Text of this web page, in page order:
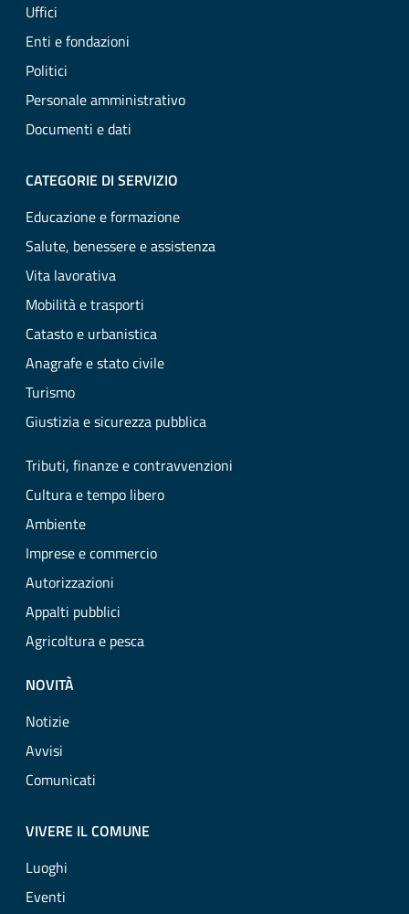
Uffici
Enti e fondazioni
Politici
Personale amministrativo
Documenti e dati
CATEGORIE DI SERVIZIO
Educazione e formazione
Salute, benessere e assistenza
Vita lavorativa
Mobilità e trasporti
Catasto e urbanistica
Anagrafe e stato civile
Turismo
Giustizia e sicurezza pubblica
Tributi, finanze e contravvenzioni
Cultura e tempo libero
Ambiente
Imprese e commercio
Autorizzazioni
Appalti pubblici
Agricoltura e pesca
NOVITÀ
Notizie
Avvisi
Comunicati
VIVERE IL COMUNE
Luoghi
Eventi